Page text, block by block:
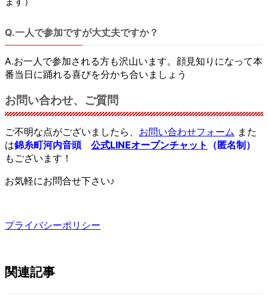
Q.一人で参加ですが大丈夫ですか？
A.お一人で参加される方も沢山います。顔見知りになって本
番当日に踊れる喜びを分かち合いましょう
お問い合わせ、ご質問
ご不明な点がございましたら、 お問い合わせフォーム また
は錦糸町河内音頭 公式LINEオープンチャット
（匿名制）
もございます！
お気軽にお問合せ下さい♪
プライバシーポリシー
関連記事